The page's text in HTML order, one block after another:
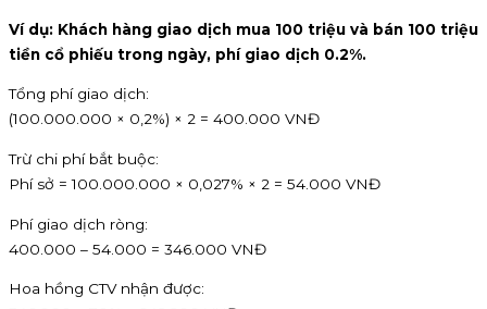
Ví dụ: Khách hàng giao dịch mua 100 triệu và bán 100 triệu
tiền cổ phiếu trong ngày, phí giao dịch 0.2%.
Tổng phí giao dịch:
(100.000.000 × 0,2%) × 2 = 400.000 VNĐ
Trừ chi phí bắt buộc:
Phí sở = 100.000.000 × 0,027% × 2 = 54.000 VNĐ
Phí giao dịch ròng:
400.000 – 54.000 = 346.000 VNĐ
Hoa hồng CTV nhận được: